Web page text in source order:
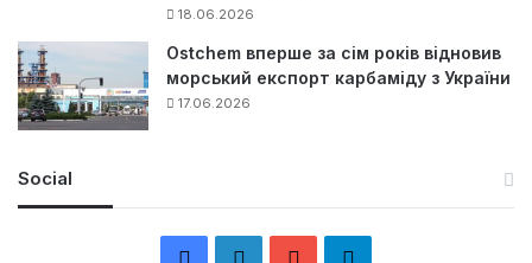
18.06.2026
Ostchem вперше за сім років відновив
морський експорт карбаміду з України
17.06.2026
Social